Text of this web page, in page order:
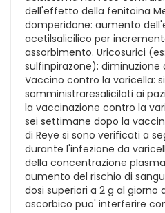
dell'effetto della fenitoina
domperidone: aumento
acetilsalicilico per
assorbimento. Uricosurici
sulfinpirazone):
Vaccino contro la varicella:
somministraresalicilati ai
la vaccinazione contro la
sei settimane dopo la
di Reye si sono verificati a
durante l'infezione da
della concentrazione
aumento del rischio di
dosi superiori a 2 g al giorno
ascorbico puo' interferire